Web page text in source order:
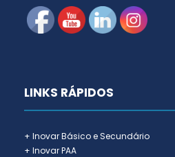
LINKS RÁPIDOS
+ Inovar Básico e Secundário
+ Inovar PAA